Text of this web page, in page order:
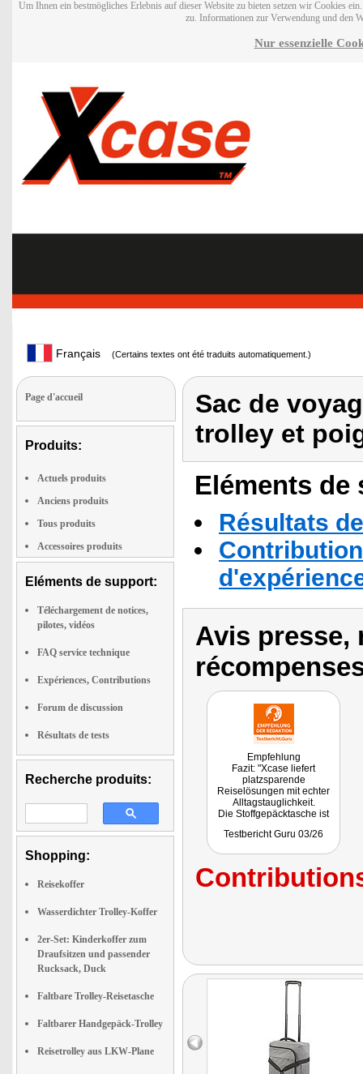
Um Ihnen ein bestmögliches Erlebnis auf dieser Website zu bieten setzen wir Cookies
zu. Informationen zur Verwendung und den
Nur essenzielle
Français (Certains textes ont été traduits automatiquement.)
Page d'accueil
Produits:
Actuels produits
Anciens produits
Tous produits
Accessoires produits
Eléments de support:
Téléchargement de notices,
pilotes, vidéos
FAQ service technique
Expériences, Contributions
Forum de discussion
Résultats de tests
Recherche produits:
Shopping:
Reisekoffer
Wasserdichter Trolley-Koffer
2er-Set: Kinderkoffer zum
Draufsitzen und passender
Rucksack, Duck
Faltbare Trolley-Reisetasche
Faltbarer Handgepäck-Trolley
Reisetrolley aus LKW-Plane
Sac de
trolley et
Eléments
Résultats
Avis presse,
Empfehlung
Fazit: "Xcase liefert
platzsparende
Reiselösungen mit echter
Alltagstauglichkeit.
Die Stoffgepäcktasche ist
Reisekoffer Handgepäck-
Kurztrips abdeckt und
danach flach verschwindet."
Testbericht Guru 03/26